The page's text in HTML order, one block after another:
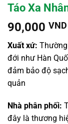
Táo Xa
90,000 VND
Xuất xứ:
đới như Hàn
đảm bảo độ
quản
Nhà phân phối:
đây là thương